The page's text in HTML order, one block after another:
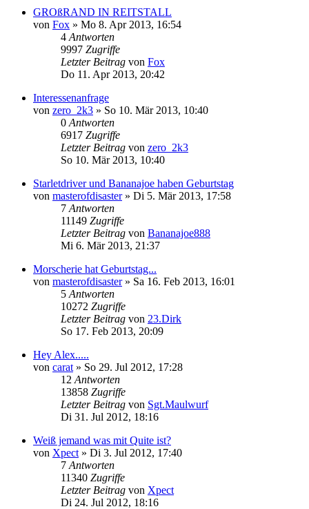
GROßRAND IN REITSTALL
von Fox » Mo 8. Apr 2013, 16:54
4 Antworten
9997 Zugriffe
Letzter Beitrag von Fox
Do 11. Apr 2013, 20:42
Interessenanfrage
von zero_2k3 » So 10. Mär 2013, 10:40
0 Antworten
6917 Zugriffe
Letzter Beitrag von zero_2k3
So 10. Mär 2013, 10:40
Starletdriver und Bananajoe haben Geburtstag
von masterofdisaster» Di 5. Mär 2013, 17:58
7 Antworten
11149 Zugriffe
Letzter Beitrag von Bananajoe888
Mi 6. Mär 2013, 21:37
Morscherie hat Geburtstag...
von masterofdisaster» Sa 16. Feb 2013, 16:01
5 Antworten
10272 Zugriffe
Letzter Beitrag von 23.Dirk
So 17. Feb 2013, 20:09
Hey Alex.....
von carat » So 29. Jul 2012, 17:28
12 Antworten
13858 Zugriffe
Letzter Beitrag von Sgt.Maulwurf
Di 31. Jul 2012, 18:16
Weiß jemand was mit Quite ist?
von Xpect » Di 3. Jul 2012, 17:40
7 Antworten
11340 Zugriffe
Letzter Beitrag von Xpect
Di 24. Jul 2012, 18:16